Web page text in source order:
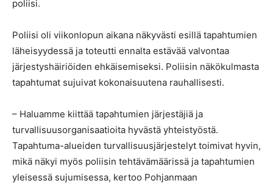
poliisi.
Poliisi oli viikonlopun aikana näkyvästi esillä tapahtumien
läheisyydessä ja toteutti ennalta estävää valvontaa
järjestyshäiriöiden ehkäisemiseksi. Poliisin näkökulmasta
tapahtumat sujuivat kokonaisuutena rauhallisesti.
– Haluamme kiittää tapahtumien järjestäjiä ja
turvallisuusorganisaatioita hyvästä yhteistyöstä.
Tapahtuma-alueiden turvallisuusjärjestelyt toimivat hyvin,
mikä näkyi myös poliisin tehtävämäärissä ja tapahtumien
yleisessä sujumisessa, kertoo Pohjanmaan